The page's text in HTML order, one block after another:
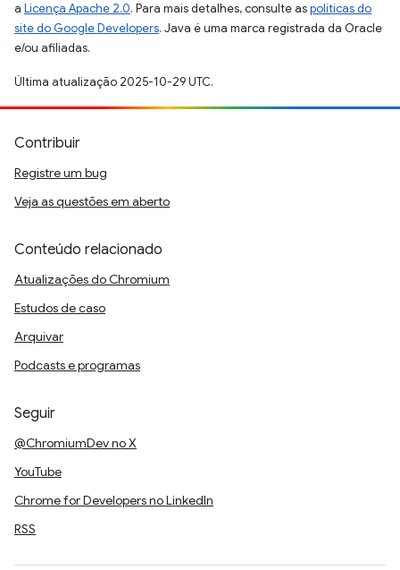
a Licença Apache 2.0. Para mais detalhes, consulte aspolíticas do
site do Google Developers. Java é uma marca registrada da Oracle
e/ou afiliadas.
Última atualização 2025-10-29 UTC.
Contribuir
Registre um bug
Veja as questões em aberto
Conteúdo relacionado
Atualizações do Chromium
Estudos de caso
Arquivar
Podcasts e programas
Seguir
@ChromiumDev no X
YouTube
Chrome for Developers no LinkedIn
RSS